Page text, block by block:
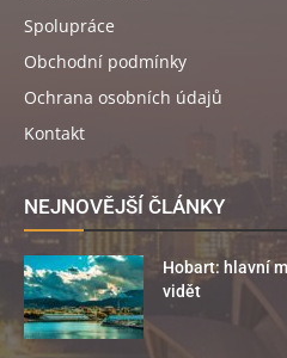
Spolupráce
Obchodní podmínky
Ochrana osobních údajů
Kontakt
NEJNOVĚJŠÍ ČLÁNKY
Hobart: hlavní
vidět